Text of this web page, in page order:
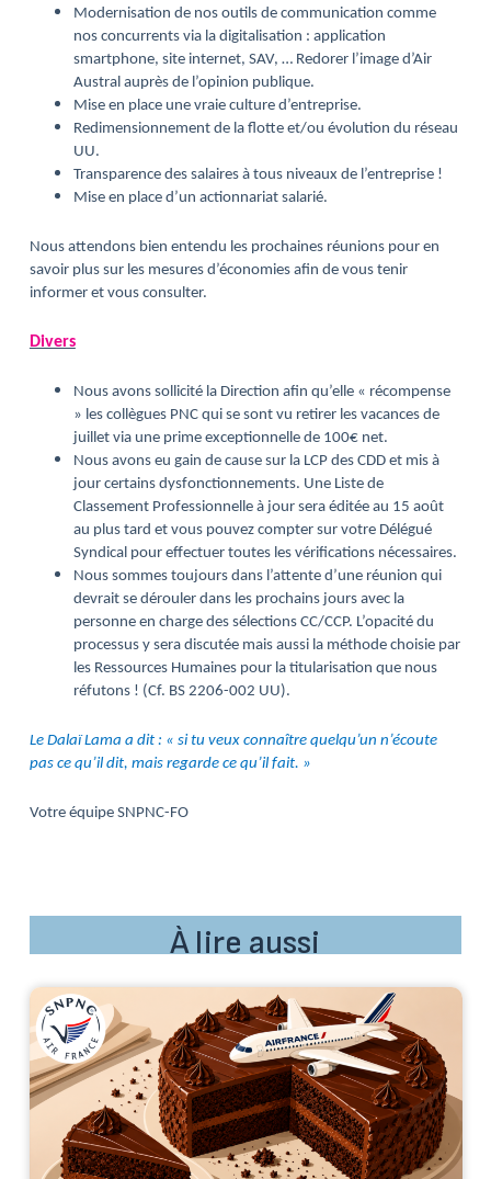
Modernisation de nos outils de communication comme
nos concurrents via la digitalisation : application
smartphone, site internet, SAV, … Redorer l’image d’Air
Austral auprès de l’opinion publique.
Mise en place une vraie culture d’entreprise.
Redimensionnement de la flotte et/ou évolution du réseau
UU.
Transparence des salaires à tous niveaux de l’entreprise !
Mise en place d’un actionnariat salarié.
Nous attendons bien entendu les prochaines réunions pour en
savoir plus sur les mesures d’économies afin de vous tenir
informer et vous consulter.
Divers
Nous avons sollicité la Direction afin qu’elle « récompense
» les collègues PNC qui se sont vu retirer les vacances de
juillet via une prime exceptionnelle de 100€ net.
Nous avons eu gain de cause sur la LCP des CDD et mis à
jour certains dysfonctionnements. Une Liste de
Classement Professionnelle à jour sera éditée au 15 août
au plus tard et vous pouvez compter sur votre Délégué
Syndical pour effectuer toutes les vérifications nécessaires.
Nous sommes toujours dans l’attente d’une réunion qui
devrait se dérouler dans les prochains jours avec la
personne en charge des sélections CC/CCP. L’opacité du
processus y sera discutée mais aussi la méthode choisie par
les Ressources Humaines pour la titularisation que nous
réfutons ! (Cf. BS 2206-002 UU).
Le Dalaï Lama a dit : « si tu veux connaître quelqu’un n’écoute
pas ce qu’il dit, mais regarde ce qu’il fait. »
Votre équipe SNPNC-FO
À lire aussi